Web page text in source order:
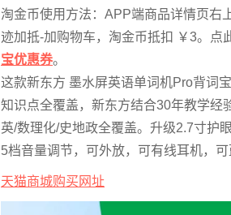
淘金币使用方法：APP端商品详情页右
迹加抵-加购物车，淘金币抵扣 ￥3。点
宝优惠券。
这款新东方 墨水屏英语单词机Pro背词
知识点全覆盖，新东方结合30年教学经
英/数理化/史地政全覆盖。升级2.7寸护
5档音量调节，可外放，可有线耳机，可
天猫商城购买网址